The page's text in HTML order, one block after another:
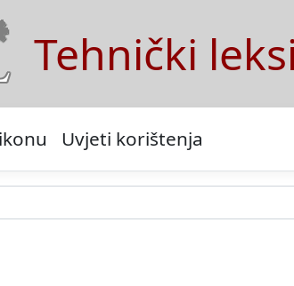
Tehnički
Uvjeti korištenja